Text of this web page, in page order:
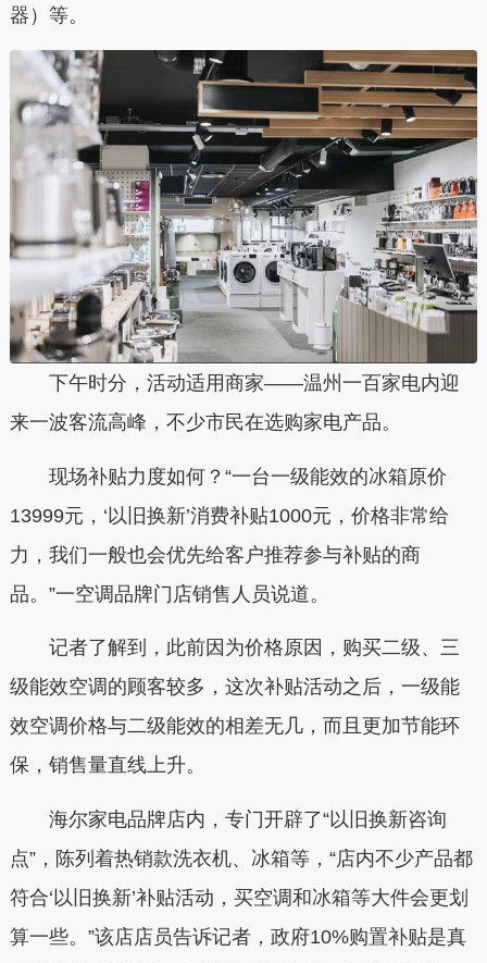
器）等。
下午时分，活动适用商家——温州一百家电内迎
来一波客流高峰，不少市民在选购家电产品。
现场补贴力度如何？“一台一级能效的冰箱原价
13999元，‘以旧换新’消费补贴1000元，价格非常给
力，我们一般也会优先给客户推荐参与补贴的商
品。”一空调品牌门店销售人员说道。
记者了解到，此前因为价格原因，购买二级、三
级能效空调的顾客较多，这次补贴活动之后，一级能
效空调价格与二级能效的相差无几，而且更加节能环
保，销售量直线上升。
海尔家电品牌店内，专门开辟了“以旧换新咨询
点”，陈列着热销款洗衣机、冰箱等，“店内不少产品都
符合‘以旧换新’补贴活动，买空调和冰箱等大件会更划
算一些。”该店店员告诉记者，政府10%购置补贴是真